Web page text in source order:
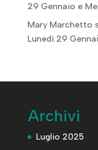
29 Gennaio e
Mary Marchetto
Lunedì 29
Archivi
Luglio 2025